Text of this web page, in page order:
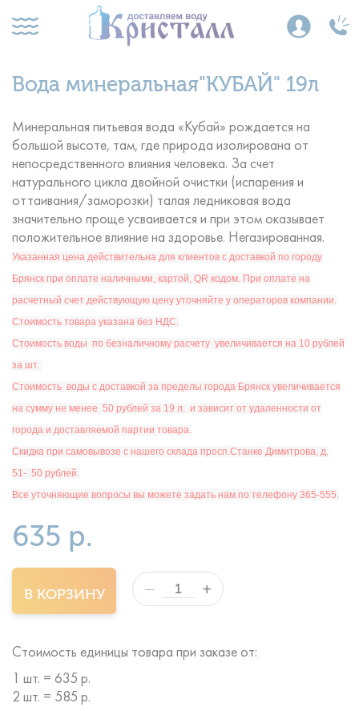
Вода минеральная"КУБАЙ" 19л
Минеральная питьевая вода «Кубай» рождается на
большой высоте, там, где природа изолирована от
непосредственного влияния человека. За счет
натурального цикла двойной очистки (испарения и
оттаивания/заморозки) талая ледниковая вода
положительное влияние на здоровье. Негазированная.
Указанная цена действительна для клиентов с доставкой по городу
Брянск при оплате наличными, картой, QR кодом. При оплате на
расчетный счет действующую цену уточняйте у операторов компании.
Стоимость товара указана без НДС.
Стоимость воды по безналичному расчету увеличивается на 10 рублей
за шт.
Стоимость воды с доставкой за пределы города Брянск увеличивается
на сумму не менее 50 рублей за 19 л. и зависит от удаленности от
города и доставляемой партии товара.
Скидка при самовывозе с нашего склада просп.Станке Димитрова, д.
51- 50 рублей.
Все уточняющие вопросы вы можете задать нам по телефону 365-555.
635 р.
В КОРЗИНУ — +
Стоимость единицы товара при заказе от:
1 шт. = 635 р.
2 шт. = 585 р.